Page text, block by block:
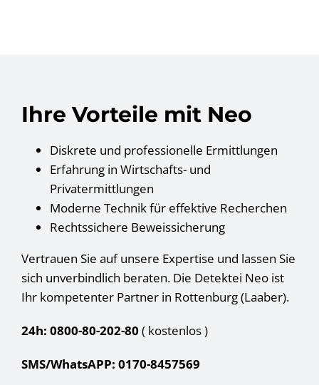
Ihre Vorteile mit Neo
Diskrete und professionelle Ermittlungen
Erfahrung in Wirtschafts- und
Privatermittlungen
Moderne Technik für effektive Recherchen
Rechtssichere Beweissicherung
Vertrauen Sie auf unsere Expertise und lassen Sie
sich unverbindlich beraten. Die Detektei Neo ist
Ihr kompetenter Partner in Rottenburg (Laaber).
24h: 0800-80-202-80 ( kostenlos)
SMS/WhatsAPP: 0170-8457569